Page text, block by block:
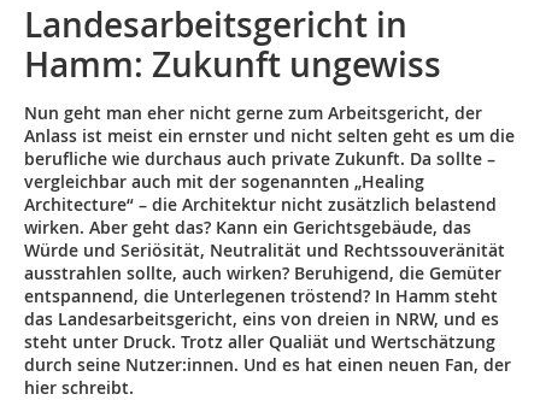
Landesarbeitsgericht in
Hamm: Zukunft ungewiss
Nun geht man eher nicht gerne zum Arbeitsgericht, der
Anlass ist meist ein ernster und nicht selten geht es um die
berufliche wie durchaus auch private Zukunft. Da sollte –
vergleichbar auch mit der sogenannten „Healing
Architecture“ – die Architektur nicht zusätzlich belastend
wirken. Aber geht das? Kann ein Gerichtsgebäude, das
Würde und Seriösität, Neutralität und Rechtssouveränität
ausstrahlen sollte, auch wirken? Beruhigend, die Gemüter
entspannend, die Unterlegenen tröstend? In Hamm steht
das Landes­arbeitsgericht, eins von dreien in NRW, und es
steht unter Druck. Trotz aller Qualiät und Wertschätzung
durch seine Nutzer:innen. Und es hat einen neuen Fan, der
hier schreibt.